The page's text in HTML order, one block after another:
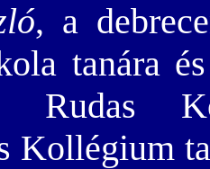
, a
tanára
Rudas
Kollégium